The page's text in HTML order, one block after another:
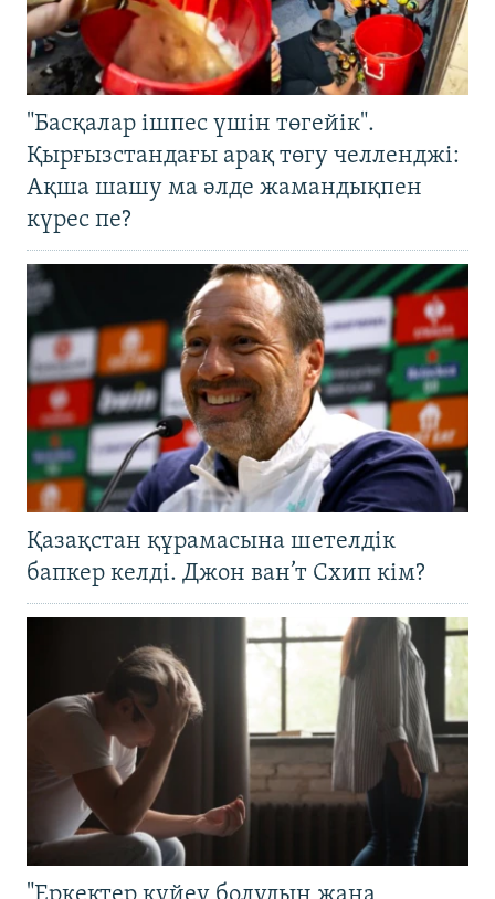
"Басқалар ішпес үшін төгейік".
Қырғызстандағы арақ төгу челленджі:
Ақша шашу ма әлде жамандықпен
күрес пе?
Қазақстан құрамасына шетелдік
бапкер келді. Джон ван’т Схип кім?